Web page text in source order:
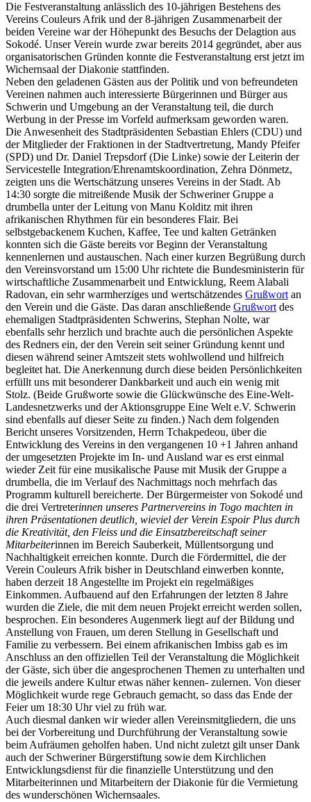
Die Festveranstaltung anlässlich des 10-jährigen Bestehens des
Vereins Couleurs Afrik und der 8-jährigen Zusammenarbeit der
beiden Vereine war der Höhepunkt des Besuchs der Delagtion aus
Sokodé. Unser Verein wurde zwar bereits 2014 gegründet, aber aus
organisatorischen Gründen konnte die Festveranstaltung erst jetzt im
Wichernsaal der Diakonie stattfinden.
Neben den geladenen Gästen aus der Politik und von befreundeten
Vereinen nahmen auch interessierte Bürgerinnen und Bürger aus
Schwerin und Umgebung an der Veranstaltung teil, die durch
Werbung in der Presse im Vorfeld aufmerksam geworden waren.
Die Anwesenheit des Stadtpräsidenten Sebastian Ehlers (CDU) und
der Mitglieder der Fraktionen in der Stadtvertretung, Mandy Pfeifer
(SPD) und Dr. Daniel Trepsdorf (Die Linke) sowie der Leiterin der
Servicestelle Integration/Ehrenamtskoordination, Zehra Dönmetz,
zeigten uns die Wertschätzung unseres Vereins in der Stadt. Ab
14:30 sorgte die mitreißende Musik der Schweriner Gruppe a
drumbella unter der Leitung von Manu Kolditz mit ihren
afrikanischen Rhythmen für ein besonderes Flair. Bei
selbstgebackenem Kuchen, Kaffee, Tee und kalten Getränken
konnten sich die Gäste bereits vor Beginn der Veranstaltung
kennenlernen und austauschen. Nach einer kurzen Begrüßung durch
den Vereinsvorstand um 15:00 Uhr richtete die Bundesministerin für
wirtschaftliche Zusammenarbeit und Entwicklung, Reem Alabali
Radovan, ein sehr warmherziges und wertschätzendes Grußwort an
den Verein und die Gäste. Das daran anschließende Grußwort des
ehemaligen Stadtpräsidenten Schwerins, Stephan Nolte, war
ebenfalls sehr herzlich und brachte auch die persönlichen Aspekte
des Redners ein, der den Verein seit seiner Gründung kennt und
diesen während seiner Amtszeit stets wohlwollend und hilfreich
begleitet hat. Die Anerkennung durch diese beiden Persönlichkeiten
erfüllt uns mit besonderer Dankbarkeit und auch ein wenig mit
Stolz. (Beide Grußworte sowie die Glückwünsche des Eine-Welt-
Landesnetzwerks und der Aktionsgruppe Eine Welt e.V. Schwerin
sind ebenfalls auf dieser Seite zu finden.) Nach dem folgenden
Bericht unseres Vorsitzenden, Herrn Tchakpedeou, über die
Entwicklung des Vereins in den vergangenen 10 +1 Jahren anhand
der umgesetzten Projekte im In- und Ausland war es erst einmal
wieder Zeit für eine musikalische Pause mit Musik der Gruppe a
drumbella, die im Verlauf des Nachmittags noch mehrfach das
Programm kulturell bereicherte. Der Bürgermeister von Sokodé und
die drei Vertreterinnen unseres Partnervereins in Togo machten in
ihren Präsentationen deutlich, wieviel der Verein Espoir Plus durch
die Kreativität, den Fleiss und die Einsatzbereitschaft seiner
Mitarbeiterinnen im Bereich Sauberkeit, Müllentsorgung und
Nachhaltigkeit erreichen konnte. Durch die Fördermittel, die der
Verein Couleurs Afrik bisher in Deutschland einwerben konnte,
haben derzeit 18 Angestellte im Projekt ein regelmäßiges
Einkommen. Aufbauend auf den Erfahrungen der letzten 8 Jahre
wurden die Ziele, die mit dem neuen Projekt erreicht werden sollen,
besprochen. Ein besonderes Augenmerk liegt auf der Bildung und
Anstellung von Frauen, um deren Stellung in Gesellschaft und
Familie zu verbessern. Bei einem afrikanischen Imbiss gab es im
Anschluss an den offiziellen Teil der Veranstaltung die Möglichkeit
der Gäste, sich über die angesprochenen Themen zu unterhalten und
die jeweils andere Kultur etwas näher kennen- zulernen. Von dieser
Möglichkeit wurde rege Gebrauch gemacht, so dass das Ende der
Feier um 18:30 Uhr viel zu früh war.
Auch diesmal danken wir wieder allen Vereinsmitgliedern, die uns
bei der Vorbereitung und Durchführung der Veranstaltung sowie
beim Aufräumen geholfen haben. Und nicht zuletzt gilt unser Dank
auch der Schweriner Bürgerstiftung sowie dem Kirchlichen
Entwicklungsdienst für die finanzielle Unterstützung und den
Mitarbeiterinnen und Mitarbeitern der Diakonie für die Vermietung
des wunderschönen Wichernsaales.